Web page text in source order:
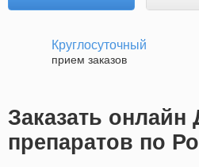
Круглосуточный
прием заказов
Заказать онлайн
препаратов по